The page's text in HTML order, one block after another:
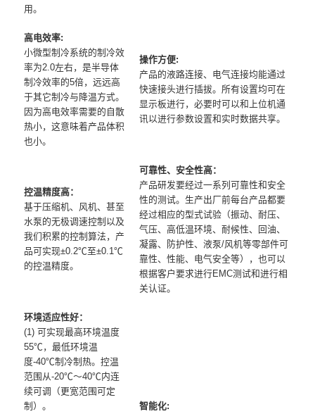
用。
高电效率:
小微型制冷系统的制冷效
率为2.0左右，是半导体
制冷效率的5倍，远远高
于其它制冷与降温方式。
因为高电效率需要的自散
热小，这意味着产品体积
也小。
操作方便:
产品的液路连接、电气连接均能通过
快速接头进行插拔。所有设置均可在
显示板进行，必要时可以和上位机通
讯以进行参数设置和实时数据共享。
控温精度高：
基于压缩机、风机、甚至
水泵的无极调速控制以及
我们积累的控制算法，产
品可实现±0.2℃至±0.1℃
的控温精度。
可靠性、安全性高：
产品研发要经过一系列可靠性和安全
性的测试。生产出厂前每台产品都要
经过相应的型式试验（振动、耐压、
气压、高低温环境、耐候性、回油、
凝露、防护性、液泵/风机等零部件可
靠性、性能、电气安全等），也可以
根据客户要求进行EMC测试和进行相
关认证。
环境适应性好：
(1) 可实现最高环境温度
55℃，最低环境温
度-40℃制冷制热。控温
范围从-20℃～40℃内连
续可调（更宽范围可定
制）。
智能化: